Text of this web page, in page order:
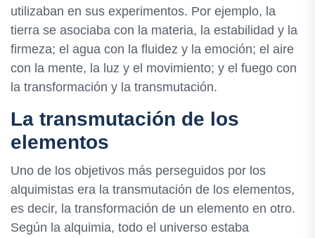
utilizaban en sus experimentos. Por ejemplo, la
tierra se asociaba con la materia, la estabilidad y la
firmeza; el agua con la fluidez y la emoción; el aire
con la mente, la luz y el movimiento; y el fuego con
la transformación y la transmutación.
La transmutación de los
elementos
Uno de los objetivos más perseguidos por los
alquimistas era la transmutación de los elementos,
es decir, la transformación de un elemento en otro.
Según la alquimia, todo el universo estaba